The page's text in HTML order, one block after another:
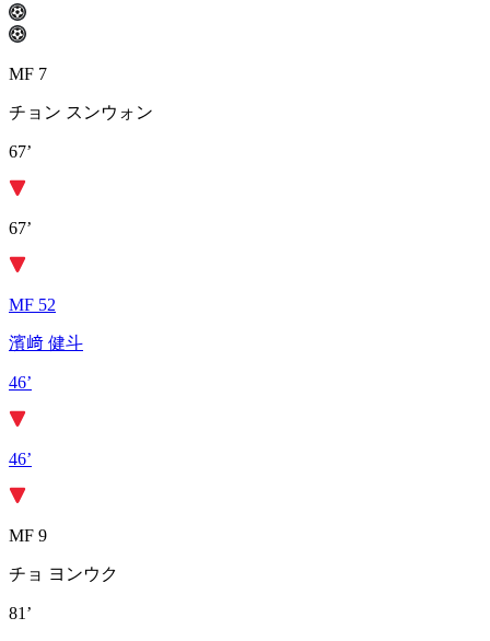
MF 7
チョン スンウォン
67’
67’
MF 52
濱﨑 健斗
46’
46’
MF 9
チョ ヨンウク
81’